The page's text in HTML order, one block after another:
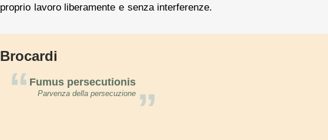
proprio lavoro liberamente e senza interferenze.
Brocardi
“ Fumus persecutionis
”
Parvenza della persecuzione